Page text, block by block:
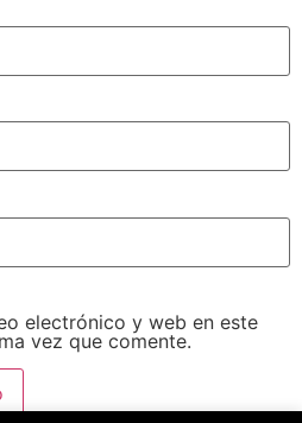
electrónico y web en este
vez que comente.